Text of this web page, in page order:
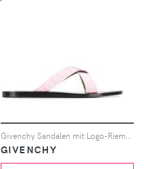
GIVENCHY